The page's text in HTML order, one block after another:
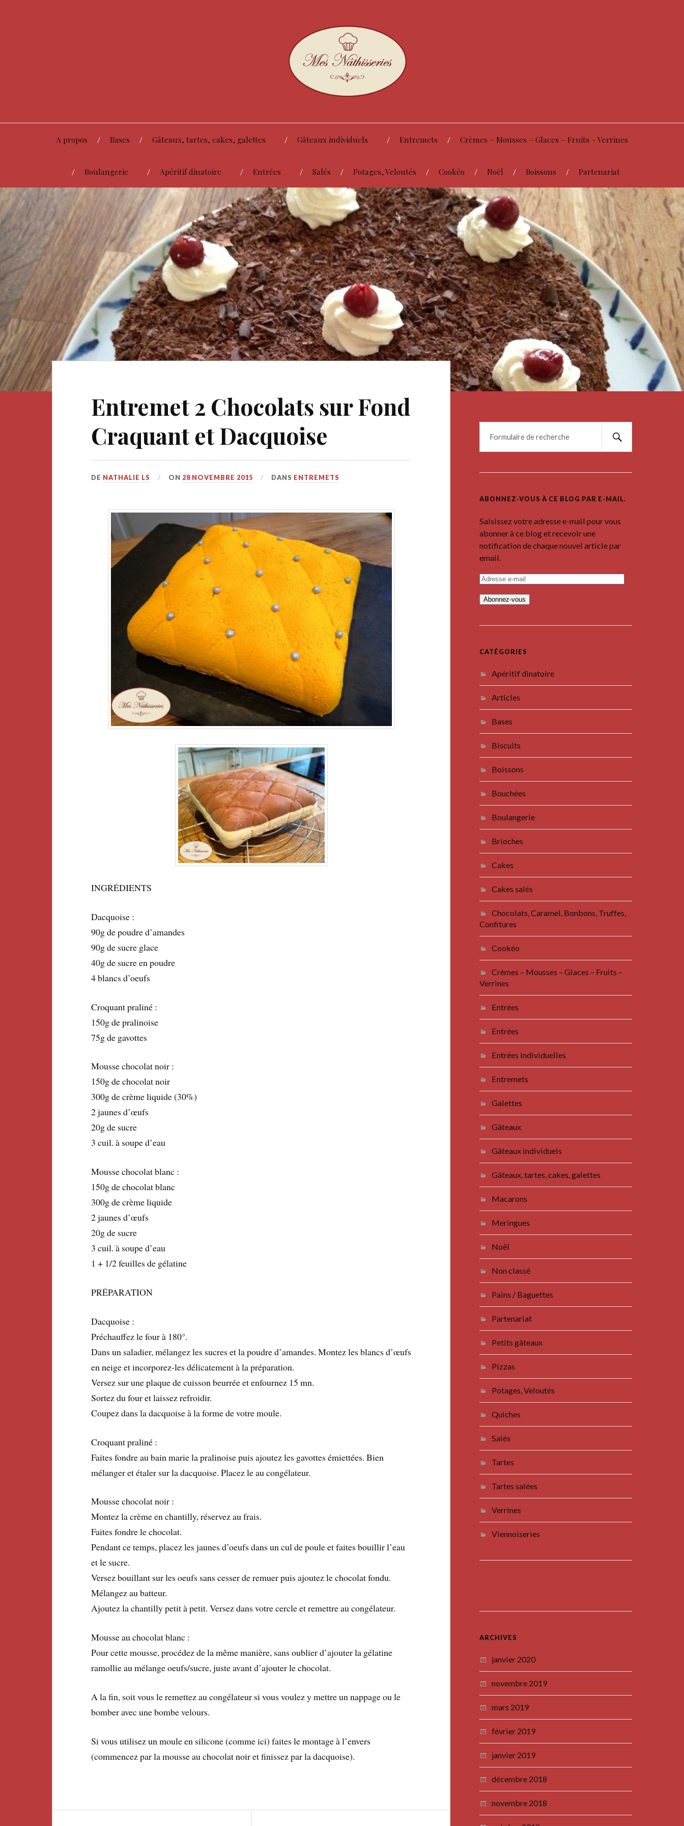
A propos Bases Gâteaux, tartes, cakes, galettes Gâteaux individuels Entremets Crèmes – Mousses – Glaces – Fruits – Verrines
Boulangerie Apéritif dinatoire Entrées Salés Potages, Veloutés Cookéo Noël Boissons Partenariat
Entremet 2 Chocolats sur Fond
Craquant et Dacquoise
DE NATHALIE LS ON 28 NOVEMBRE 2015 DANS ENTREMETS
INGRÉDIENTS
Dacquoise :
90g de poudre d’amandes
90g de sucre glace
40g de sucre en poudre
4 blancs d’oeufs
Croquant praliné :
150g de pralinoise
75g de gavottes
Mousse chocolat noir :
150g de chocolat noir
300g de crème liquide (30%)
2 jaunes d’œufs
20g de sucre
3 cuil. à soupe d’eau
Mousse chocolat blanc :
150g de chocolat blanc
300g de crème liquide
2 jaunes d’œufs
20g de sucre
3 cuil. à soupe d’eau
1 + 1/2 feuilles de gélatine
PRÉPARATION
Dacquoise :
Préchauffez le four à 180°.
Dans un saladier, mélangez les sucres et la poudre d’amandes. Montez les blancs d’œufs
en neige et incorporez-les délicatement à la préparation.
Versez sur une plaque de cuisson beurrée et enfournez 15 mn.
Sortez du four et laissez refroidir.
Coupez dans la dacquoise à la forme de votre moule.
Croquant praliné :
Faites fondre au bain marie la pralinoise puis ajoutez les gavottes émiettées. Bien
mélanger et étaler sur la dacquoise. Placez le au congélateur.
Mousse chocolat noir :
Montez la crème en chantilly, réservez au frais.
Faites fondre le chocolat.
Pendant ce temps, placez les jaunes d’oeufs dans un cul de poule et faites bouillir l’eau
et le sucre.
Versez bouillant sur les oeufs sans cesser de remuer puis ajoutez le chocolat fondu.
Mélangez au batteur.
Ajoutez la chantilly petit à petit. Versez dans votre cercle et remettre au congélateur.
Mousse au chocolat blanc :
Pour cette mousse, procédez de la même manière, sans oublier d’ajouter la gélatine
ramollie au mélange oeufs/sucre, juste avant d’ajouter le chocolat.
A la fin, soit vous le remettez au congélateur si vous voulez y mettre un nappage ou le
bomber avec une bombe velours.
Si vous utilisez un moule en silicone (comme ici) faites le montage à l’envers
(commencez par la mousse au chocolat noir et finissez par la dacquoise).
ABONNEZ-VOUS À CE BLOG PAR E-MAIL.
Saisissez votre adresse e-mail pour vous
abonner à ce blog et recevoir une
notification de chaque nouvel article par
email.
A
d
r
e
e
m
a
l
CATÉGORIES
Apéritif dinatoire
Articles
Bases
Biscuits
Boissons
Bouchées
Boulangerie
Brioches
Cakes
Cakes salés
Chocolats, Caramel, Bonbons, Truffes,
Confitures
Cookéo
Crèmes – Mousses – Glaces – Fruits –
Verrines
Entrées
Entrées
Entrées individuelles
Entremets
Galettes
Gâteaux
Gâteaux individuels
Gâteaux, tartes, cakes, galettes
Macarons
Meringues
Noël
Non classé
Pains / Baguettes
Partenariat
Petits gâteaux
Pizzas
Potages, Veloutés
Quiches
Salés
Tartes
Tartes salées
Verrines
Viennoiseries
ARCHIVES
janvier 2020
novembre 2019
mars 2019
février 2019
janvier 2019
décembre 2018
novembre 2018